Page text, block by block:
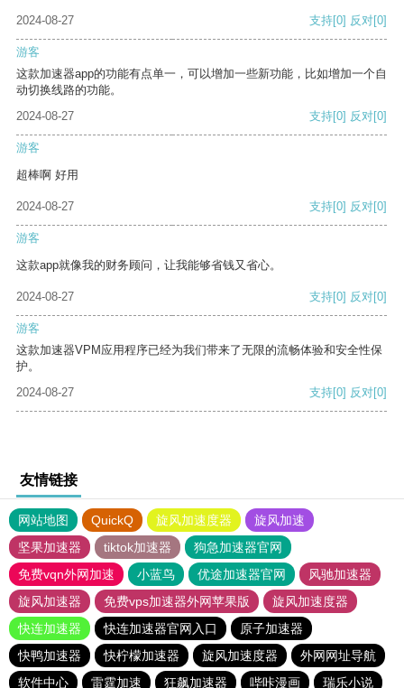
2024-08-27 支持[0] 反对[0]
游客
这款加速器app的功能有点单一，可以增加一些新功能，比如增加一个自
动切换线路的功能。
2024-08-27
支持[0] 反对[0]
游客
超棒啊 好用
2024-08-27 支持[0] 反对[0]
游客
这款app就像我的财务顾问，让我能够省钱又省心。
2024-08-27 支持[0] 反对[0]
游客
这款加速器VPM应用程序已经为我们带来了无限的流畅体验和安全性保
护。
2024-08-27
支持[0] 反对[0]
友情链接
网站地图 QuickQ 旋风加速度器
旋风加速
坚果加速器
tiktok加速器
狗急加速器官网
免费vqn外网加速
小蓝鸟 优途加速器官网
风驰加速器
旋风加速器
免费vps加速器外网苹果版
旋风加速度器
快连加速器
快连加速器官网入口
原子加速器
快鸭加速器
快柠檬加速器 旋风加速度器
外网网址导航
软件中心
雷霆加速 狂飙加速器 哔咔漫画 瑞乐小说